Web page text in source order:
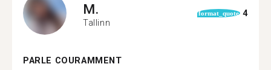
M.
Tallinn
format_quote 4
PARLE COURAMMENT